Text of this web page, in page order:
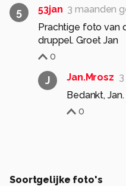
5 53jan 3 maanden
Prachtige foto van
druppel. Groet Jan
0
J Jan.Mrosz
Bedankt, Jan.
0
Soortgelijke foto's